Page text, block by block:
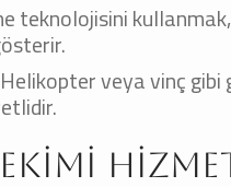
teknolojisini
Helikopter veya vinç gibi